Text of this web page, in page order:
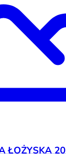
ŁOŻYSKA